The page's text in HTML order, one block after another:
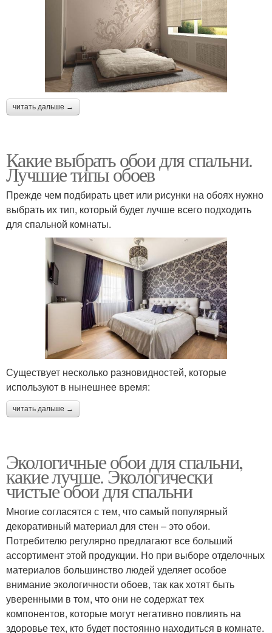
читать дальше →
Какие выбрать обои для спальни.
Лучшие типы обоев
Прежде чем подбирать цвет или рисунки на обоях нужно
выбрать их тип, который будет лучше всего подходить
для спальной комнаты.
Существует несколько разновидностей, которые
используют в нынешнее время:
читать дальше →
Экологичные обои для спальни,
какие лучше. Экологически
чистые обои для спальни
Многие согласятся с тем, что самый популярный
декоративный материал для стен – это обои.
Потребителю регулярно предлагают все больший
ассортимент этой продукции. Но при выборе отделочных
материалов большинство людей уделяет особое
внимание экологичности обоев, так как хотят быть
уверенными в том, что они не содержат тех
компонентов, которые могут негативно повлиять на
здоровье тех, кто будет постоянно находиться в комнате.